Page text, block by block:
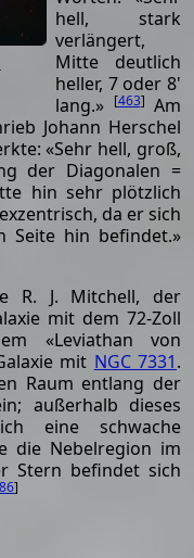
hell, stark
verlängert,
Mitte deutlich
heller, 7 oder 8'
lang.» [463] Am
Johann Herschel
«Sehr hell, groß,
der Diagonalen =
hin sehr plötzlich
da er sich
Seite hin befindet.»
R. J. Mitchell, der
mit dem 72-Zoll
«Leviathan von
mit NGC 7331.
Raum entlang der
außerhalb dieses
eine schwache
die Nebelregion im
Stern befindet sich
]